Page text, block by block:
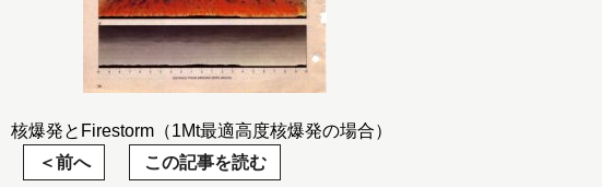
核爆発とFirestorm（1Mt最適高度核爆発の場合）
前へ
この記事を読む